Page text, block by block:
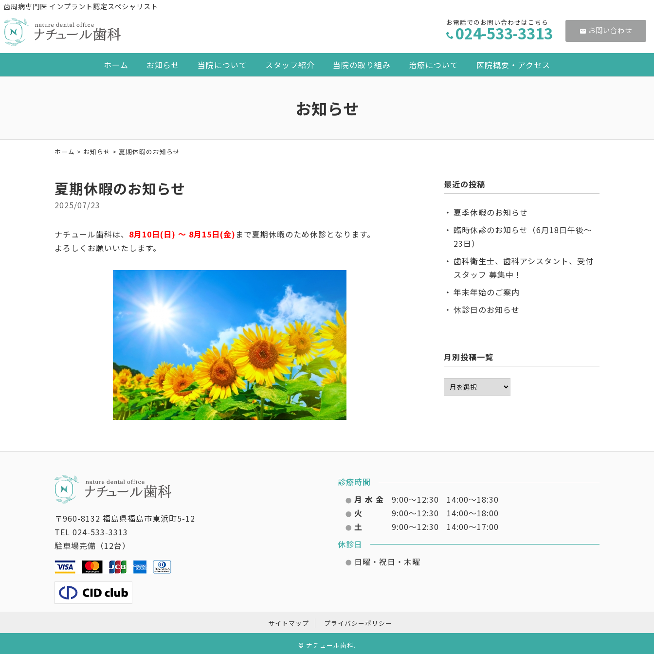
歯周病専門医 インプラント認定スペシャリスト
お問い合わせ
お電話でのお問い合わせはこちら
024-533-3313
ホーム お知らせ 当院について スタッフ紹介 当院の取り組み 治療について 医院概要・アクセス
お知らせ
ホーム > お知らせ > 夏期休暇のお知らせ
夏期休暇のお知らせ
2025/07/23
ナチュール歯科は、 8月10日(日) ～ 8月15日(金) まで夏期休暇のため休診となります。
よろしくお願いいたします。
最近の投稿
夏季休暇のお知らせ
臨時休診のお知らせ（6月18日午後〜
23日）
歯科衛生士、歯科アシスタント、受付
スタッフ 募集中！
年末年始のご案内
休診日のお知らせ
月別投稿一覧
〒960-8132 福島県福島市東浜町5-12
TEL 024-533-3313
駐車場完備（12台）
診療時間
● 月 水 金 9:00～12:30 14:00～18:30
● 火 9:00～12:30 14:00～18:00
● 土 9:00～12:30
14:00～17:00
休診日
● 日曜・祝日・木曜
サイトマップ プライバシーポリシー
© ナチュール歯科.